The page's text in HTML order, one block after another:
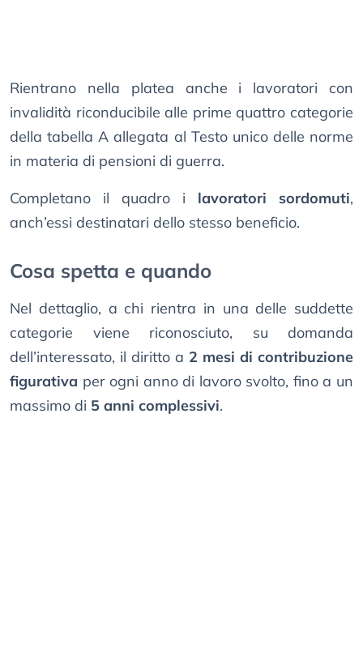
Rientrano nella platea anche i lavoratori con
invalidità riconducibile alle prime quattro categorie
della tabella A allegata al Testo unico delle norme
in materia di pensioni di guerra.
Completano il quadro i lavoratori sordomuti,
anch’essi destinatari dello stesso beneficio.
Cosa spetta e quando
Nel dettaglio, a chi rientra in una delle suddette
categorie viene riconosciuto, su domanda
dell’interessato, il diritto a 2 mesi di contribuzione
figurativa per ogni anno di lavoro svolto, fino a un
massimo di 5 anni complessivi.